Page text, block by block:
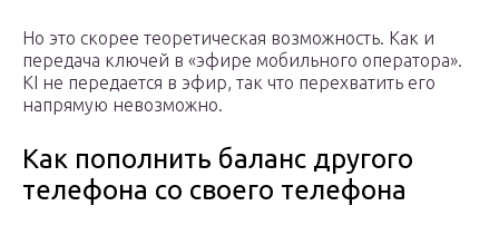
Но это скорее теоретическая возможность. Как и
передача ключей в «эфире мобильного оператора».
KI не передается в эфир, так что перехватить его
напрямую невозможно.
Как пополнить баланс другого
телефона со своего телефона